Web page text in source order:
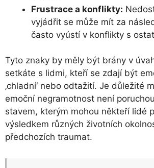
Frustrace a konflikty:
vyjádřit se může mít za
často vyústí v konflikty s
Tyto znaky by měly být brány v
setkáte s lidmi, kteří se zdají být
‚chladní‘ nebo odtažití. Je důležité
emoční negramotnost není
stavem, kterým mohou někteří lidé
výsledkem různých životních
předchozích traumat.